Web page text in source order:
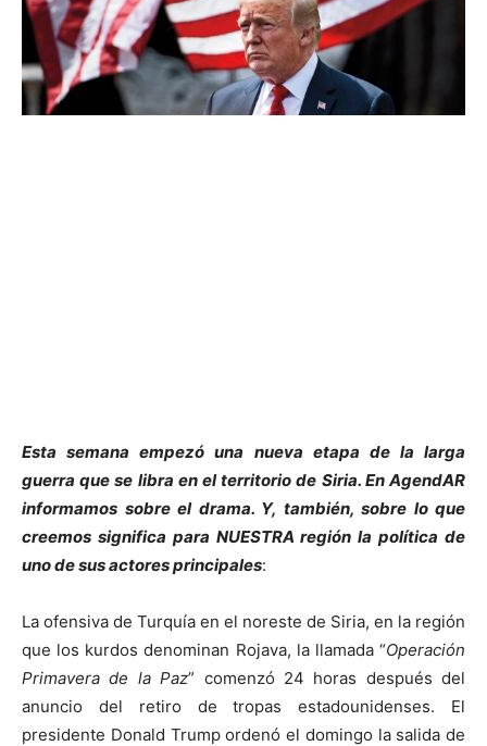
Esta semana empezó una nueva etapa de la larga
guerra que se libra en el territorio de Siria. En AgendAR
informamos sobre el drama. Y, también, sobre lo que
creemos significa para NUESTRA región la política de
uno de sus actores principales:
La ofensiva de Turquía en el noreste de Siria, en la región
que los kurdos denominan Rojava, la llamada “Operación
Primavera de la Paz” comenzó 24 horas después del
anuncio del retiro de tropas estadounidenses. El
presidente Donald Trump ordenó el domingo la salida de